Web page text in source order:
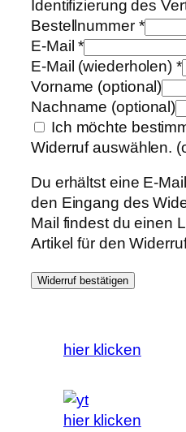
Identifizierung des
Bestellnummer *
E-Mail*
E-Mail (wiederholen) *
Vorname (optional)
Nachname (optional)
Ich möchte
Widerruf auswählen.
Du erhältst eine E-
den Eingang des
Mail findest du einen
Artikel für den
Widerruf bestätigen
hier klicken
hier klicken